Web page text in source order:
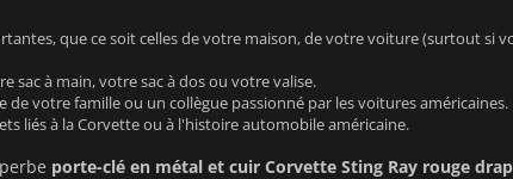
que ce soit celles de votre maison, de votre voiture (surtout si
sac à main, votre sac à dos ou votre valise.
de votre famille ou un collègue passionné par les voitures américaines.
liés à la Corvette ou à l'histoire automobile américaine.
porte-clé en métal et cuir Corvette Sting Ray rouge